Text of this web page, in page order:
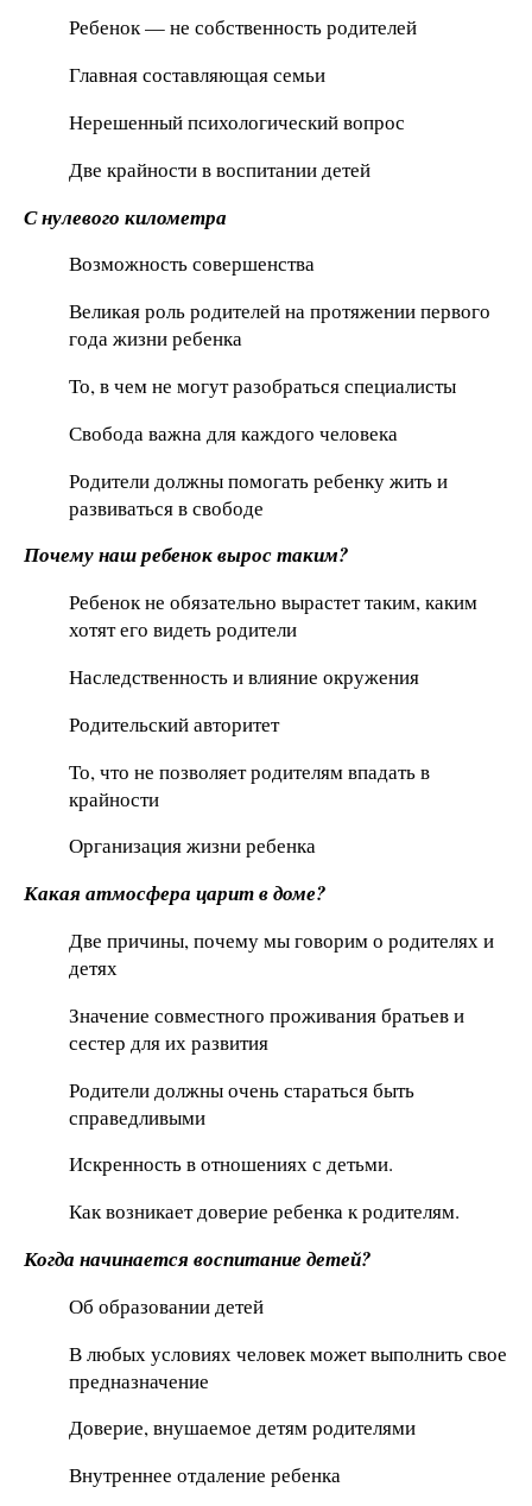
Ребенок — не собственность родителей
Главная составляющая семьи
Нерешенный психологический вопрос
Две крайности в воспитании детей
С нулевого километра
Возможность совершенства
Великая роль родителей на протяжении первого
года жизни ребенка
То, в чем не могут разобраться специалисты
Свобода важна для каждого человека
Родители должны помогать ребенку жить и
развиваться в свободе
Почему наш ребенок вырос таким?
Ребенок не обязательно вырастет таким, каким
хотят его видеть родители
Наследственность и влияние окружения
Родительский авторитет
То, что не позволяет родителям впадать в
крайности
Организация жизни ребенка
Какая атмосфера царит в доме?
Две причины, почему мы говорим о родителях и
детях
Значение совместного проживания братьев и
сестер для их развития
Родители должны очень стараться быть
справедливыми
Искренность в отношениях с детьми.
Как возникает доверие ребенка к родителям.
Когда начинается воспитание детей?
Об образовании детей
В любых условиях человек может выполнить свое
предназначение
Доверие, внушаемое детям родителями
Внутреннее отдаление ребенка